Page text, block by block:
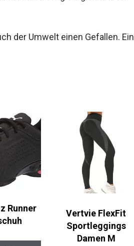
der Umwelt einen Gefallen. Ein
Runner
Vertvie FlexFit
Sportleggings
Damen M